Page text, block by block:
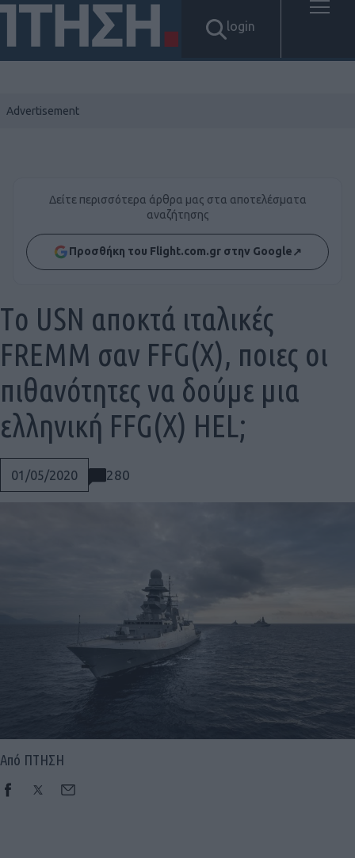
login
Δείτε περισσότερα άρθρα μας στα αποτελέσματα
αναζήτησης
Προσθήκη του Flight.com.gr στην Google↗
01/05/2020 280
Tο USN αποκτά ιταλικές
FREMM σαν FFG(X), ποιες οι
πιθανότητες να δούμε μια
ελληνική FFG(X) HEL;
Από ΠΤΗΣΗ